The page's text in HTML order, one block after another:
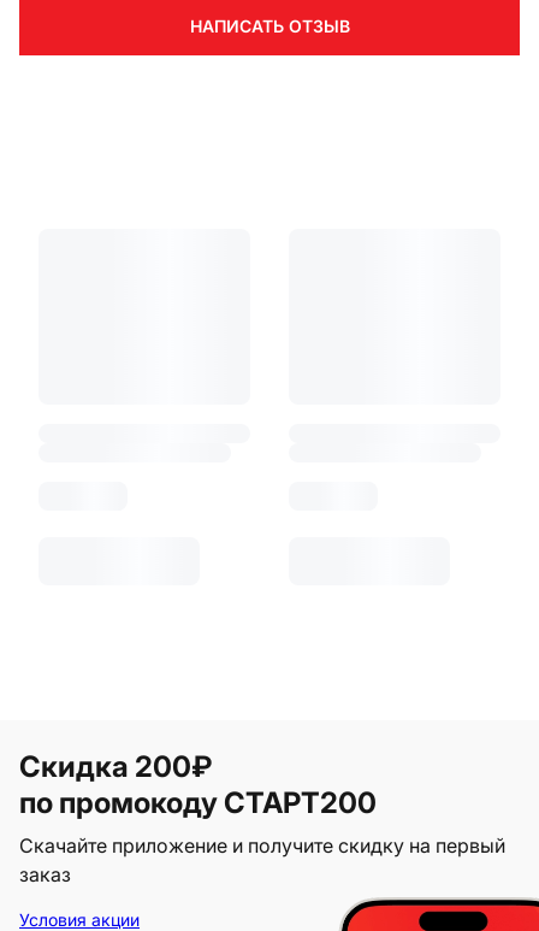
НАПИСАТЬ ОТЗЫВ
Скидка 200₽
по промокоду СТАРТ200
Скачайте приложение и получите скидку на первый
заказ
Условия акции